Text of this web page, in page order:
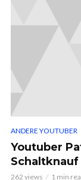
ANDERE YOUTUBER
Youtuber
262 views 1 min